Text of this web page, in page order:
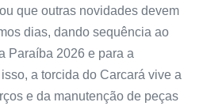
que outras novidades devem
dias, dando sequência ao
Paraíba 2026 e para a
a torcida do Carcará vive a
e da manutenção de peças